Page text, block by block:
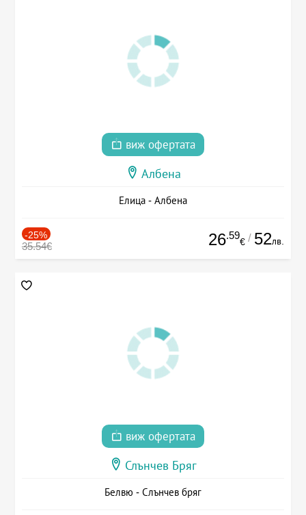
виж офертата
Албена
Елица - Албена
-25%
35.54€ 26.59
€ / 52лв.
виж офертата
Слънчев Бряг
Белвю - Слънчев бряг